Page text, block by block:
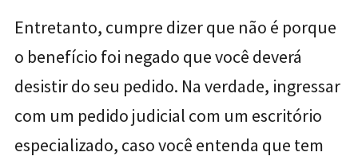
Entretanto, cumpre dizer que não é porque
o benefício foi negado que você deverá
desistir do seu pedido. Na verdade, ingressar
com um pedido judicial com um escritório
especializado, caso você entenda que tem